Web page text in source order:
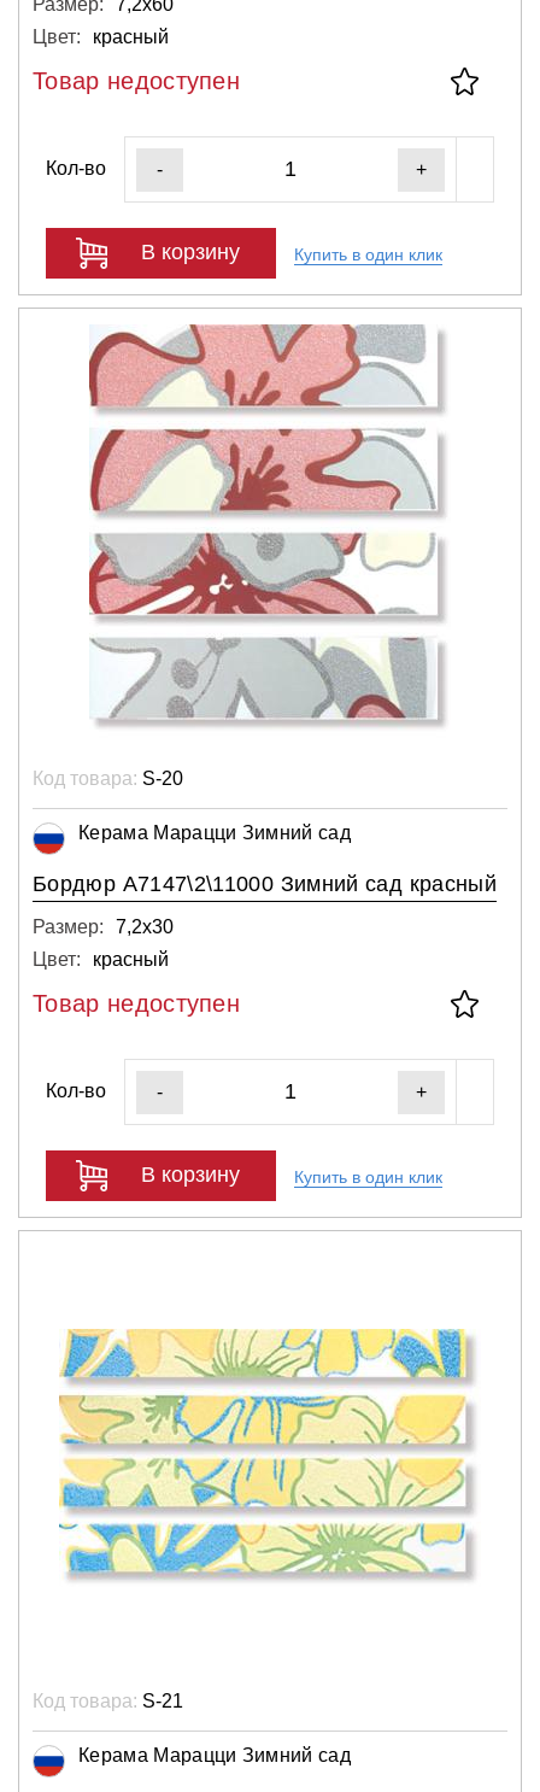
Цвет:
красный
Товар недоступен
Кол-во - +
В корзину Купить в один клик
Код товара: S-20
Керама Марацци Зимний сад
Бордюр А7147\2\11000 Зимний сад красный
Размер:
7,2х30
Цвет:
красный
Товар недоступен
Кол-во - +
В корзину Купить в один клик
Код товара: S-21
Керама Марацци Зимний сад